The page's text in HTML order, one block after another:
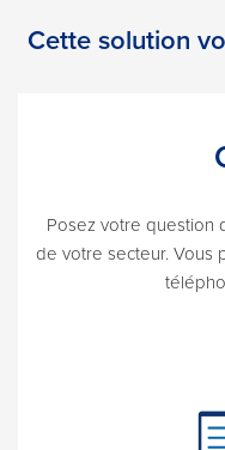
Cette solution
Posez votre question
de votre secteur. Vous